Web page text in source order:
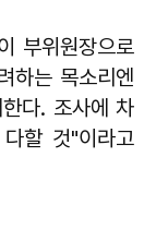
부위원장으로
하는 목소리엔
다. 조사에 차
할 것"이라고